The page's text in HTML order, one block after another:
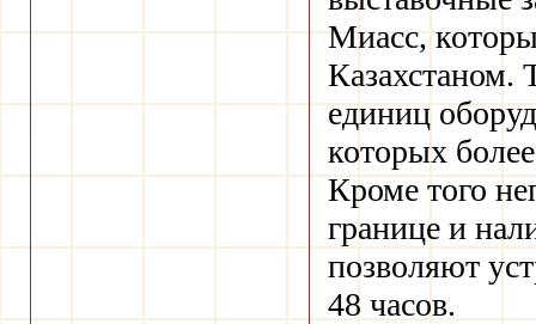
Миасс,
Казахстаном.
единиц
которых
Кроме того
границе и
позволяют
48 часов.